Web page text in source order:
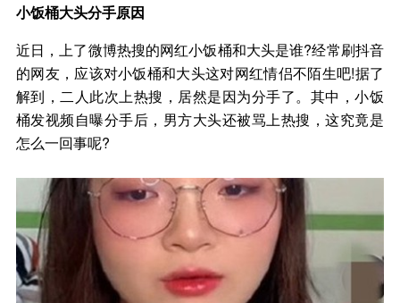
小饭桶大头分手原因
近日，上了微博热搜的网红小饭桶和大头是谁?经常刷抖音
的网友，应该对小饭桶和大头这对网红情侣不陌生吧!据了
解到，二人此次上热搜，居然是因为分手了。其中，小饭
桶发视频自曝分手后，男方大头还被骂上热搜，这究竟是
怎么一回事呢?